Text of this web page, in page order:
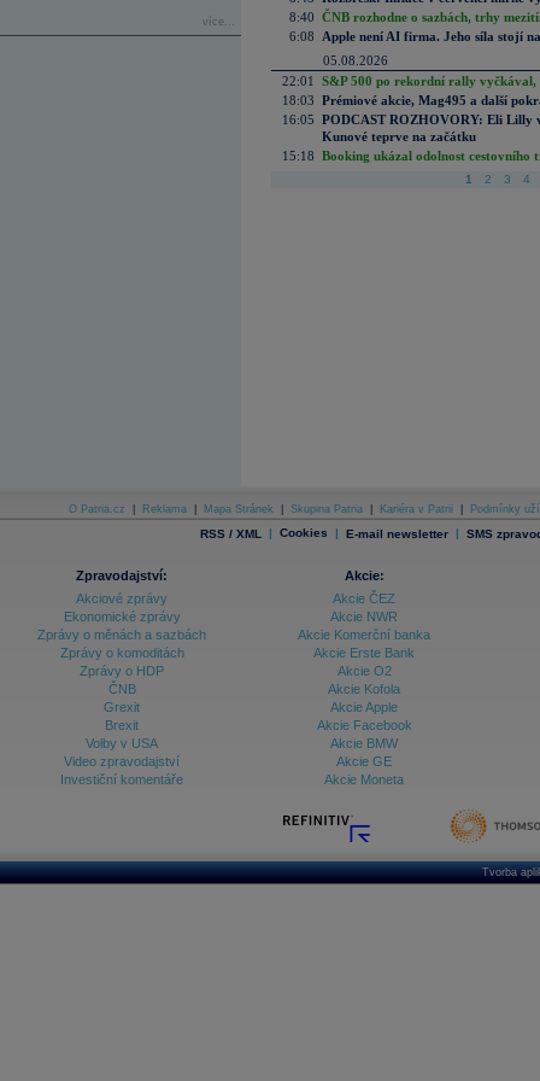
více...
8:40 ČNB rozhodne o sazbách, trhy
6:08
Apple není AI firma. Jeho síla stojí
05.08.2026
22:01
S&P 500 po rekordní rally vyčkával,
18:03 Prémiové akcie, Mag495 a další
16:05 PODCAST ROZHOVORY: Eli Lilly
Kunové teprve na začátku
15:18 Booking ukázal odolnost cestovního
1 2 3 4
O Patria.cz Reklama Mapa Stránek Skupina Patria Kariéra v Patrii Podmínky
RSS / XML | Cookies | E-mail newsletter | SMS
Zpravodajství:
Akciové zprávy
Ekonomické zprávy
Zprávy o měnách a sazbách
Zprávy o komoditách
Zprávy o HDP
ČNB
Grexit
Brexit
Volby v USA
Video zpravodajství
Investiční komentáře
Akcie:
Akcie ČEZ
Akcie NWR
Akcie Komerční banka
Akcie Erste Bank
Akcie O2
Akcie Kofola
Akcie Apple
Akcie Facebook
Akcie BMW
Akcie GE
Akcie Moneta
Tvorba